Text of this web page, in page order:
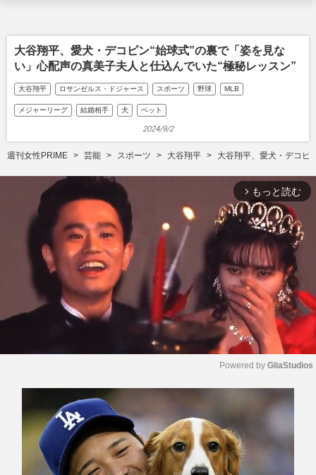
大谷翔平、愛犬・デコピン“始球式”の裏で「姿を見な
い」心配声の真美子夫人と仕込んでいた“極秘レッスン”
大谷翔平 ロサンゼルス・ドジャース スポーツ 野球 MLB
メジャーリーグ 結婚相手 犬 ペット
2024/9/2
週刊女性PRIME 芸能 スポーツ 大谷翔平 大谷翔平、愛犬・デコピ
arrow_forward_ios もっと読む
Powered by GliaStudios